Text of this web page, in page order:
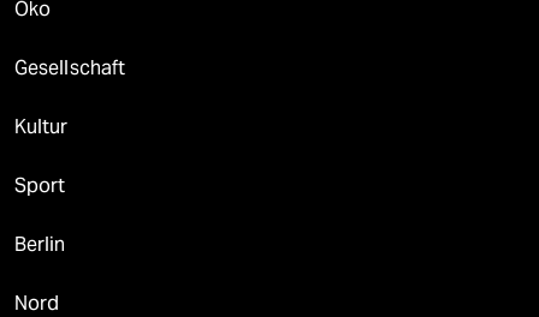
Öko
Gesellschaft
Kultur
Sport
Berlin
Nord